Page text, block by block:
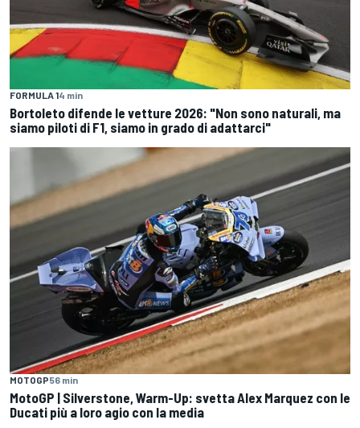
FORMULA 14 min
Bortoleto difende le vetture 2026: "Non sono naturali, ma
siamo piloti di F1, siamo in grado di adattarci"
MOTOGP56 min
MotoGP | Silverstone, Warm-Up: svetta Alex Marquez con le
Ducati più a loro agio con la media